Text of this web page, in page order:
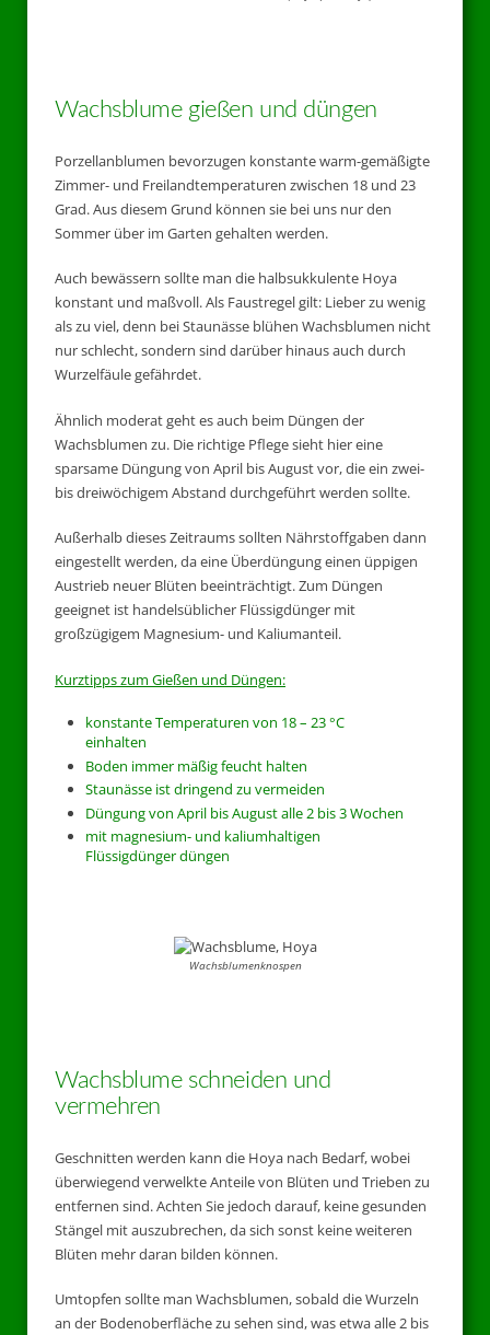
Wachsblume gießen und düngen
Porzellanblumen bevorzugen konstante warm-gemäßigte
Zimmer- und Freilandtemperaturen zwischen 18 und 23
Grad. Aus diesem Grund können sie bei uns nur den
Sommer über im Garten gehalten werden.
Auch bewässern sollte man die halbsukkulente Hoya
konstant und maßvoll. Als Faustregel gilt: Lieber zu wenig
als zu viel, denn bei Staunässe blühen Wachsblumen nicht
nur schlecht, sondern sind darüber hinaus auch durch
Wurzelfäule gefährdet.
Ähnlich moderat geht es auch beim Düngen der
Wachsblumen zu. Die richtige Pflege sieht hier eine
sparsame Düngung von April bis August vor, die ein zwei-
bis dreiwöchigem Abstand durchgeführt werden sollte.
Außerhalb dieses Zeitraums sollten Nährstoffgaben dann
eingestellt werden, da eine Überdüngung einen üppigen
Austrieb neuer Blüten beeinträchtigt. Zum Düngen
geeignet ist handelsüblicher Flüssigdünger mit
großzügigem Magnesium- und Kaliumanteil.
Kurztipps zum Gießen und Düngen:
konstante Temperaturen von 18 – 23 °C
einhalten
Boden immer mäßig feucht halten
Staunässe ist dringend zu vermeiden
Düngung von April bis August alle 2 bis 3 Wochen
mit magnesium- und kaliumhaltigen
Flüssigdünger düngen
Wachsblumenknospen
Wachsblume schneiden und
vermehren
Geschnitten werden kann die Hoya nach Bedarf, wobei
überwiegend verwelkte Anteile von Blüten und Trieben zu
entfernen sind. Achten Sie jedoch darauf, keine gesunden
Stängel mit auszubrechen, da sich sonst keine weiteren
Blüten mehr daran bilden können.
Umtopfen sollte man Wachsblumen, sobald die Wurzeln
an der Bodenoberfläche zu sehen sind, was etwa alle 2 bis